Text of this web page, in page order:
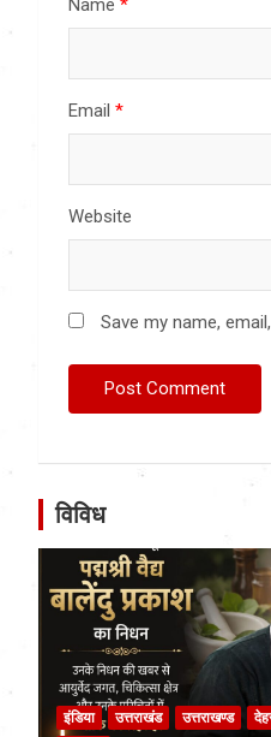
Name *
Email *
Website
Save my name,
विविध
इंडिया उत्तराखंड उत्तराखण्ड